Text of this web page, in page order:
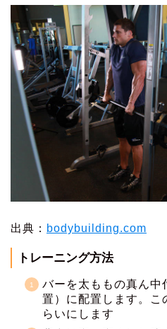
出典： bodybuilding.com
トレーニング方法
バーを太ももの真ん中
置）に配置します。こ
らいにします